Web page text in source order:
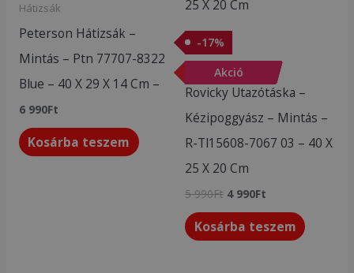
Hátizsák
Peterson Hátizsák –
Mintás – Ptn 77707-8322
Blue – 40 X 29 X 14 Cm –
6 990Ft
Kosárba teszem
-17%
-17%
Akció
Akciós termékek
Rovicky Utazótáska –
Kézipoggyász – Mintás –
R-Tl15608-7067 03 – 40 X
25 X 20 Cm
5 990Ft 4 990Ft
Kosárba teszem